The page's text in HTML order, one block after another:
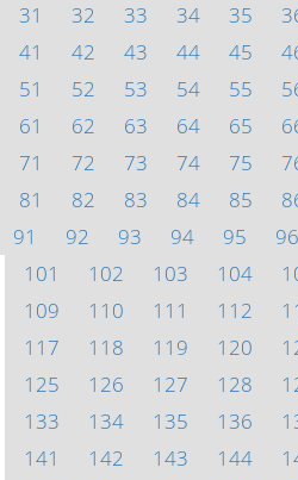
31
32 33 34 35
41
42 43 44 45
51
52 53 54 55
61
62 63 64 65
71
72 73 74 75
81
82 83 84 85
91
92 93 94 95 96
101
102 103 104
109
110 111 112
117
118 119 120
125
126 127 128
133
134 135 136
141
142 143 144